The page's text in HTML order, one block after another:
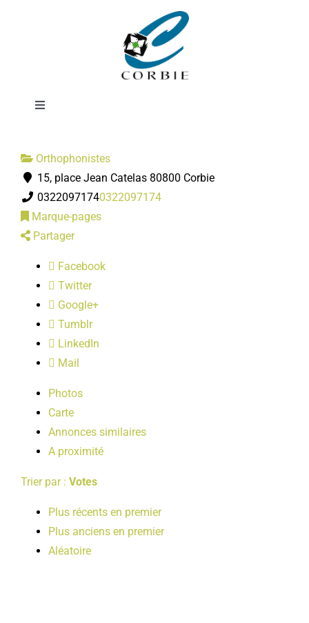
Toggle
DÉMARCHES ADMINISTRATIVES
SERVICES MUNICIPAUX
PRATIQUE
LOISIRS
PUBLICATIONS
Cline
CACHELIEVRE-
Orthophonistes
15, place Jean Catelas 80800 Corbie
03220971740322097174
Marque-pages
Partager
Facebook
Twitter
Google+
Tumblr
LinkedIn
Mail
Photos
Carte
Annonces similaires
A proximité
Trier par : Votes
Plus récents en premier
Plus anciens en premier
Aléatoire